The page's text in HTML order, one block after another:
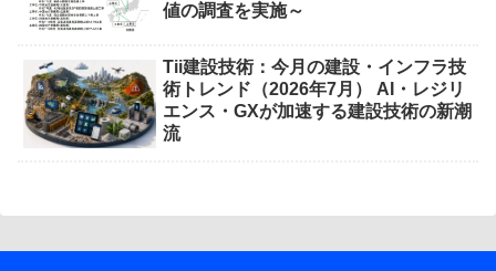
値の調査を実施～
Tii建設技術：今月の建設・インフラ技
術トレンド（2026年7月） AI・レジリ
エンス・GXが加速する建設技術の新潮
流